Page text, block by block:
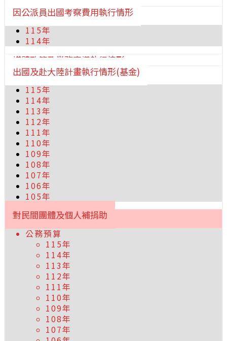
因公派員出國考察費用執行情形
115年
114年
媒體政策及業務宣導執行情形
出國及赴大陸計畫執行情形(基金)
115年
114年
113年
112年
111年
110年
109年
108年
107年
106年
105年
對民間團體及個人補捐助
公務預算
115年
114年
113年
112年
111年
110年
109年
108年
107年